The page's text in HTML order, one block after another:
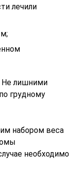
лечили
Не лишними
грудному
набором веса
необходимо